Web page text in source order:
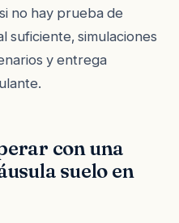
no hay prueba de
suficiente, simulaciones
y entrega
con una
suelo en